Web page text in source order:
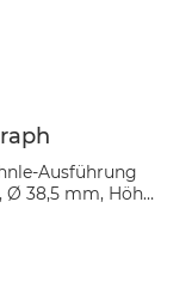
Ausführung
Ø 38,5 mm, Höhe
Bio